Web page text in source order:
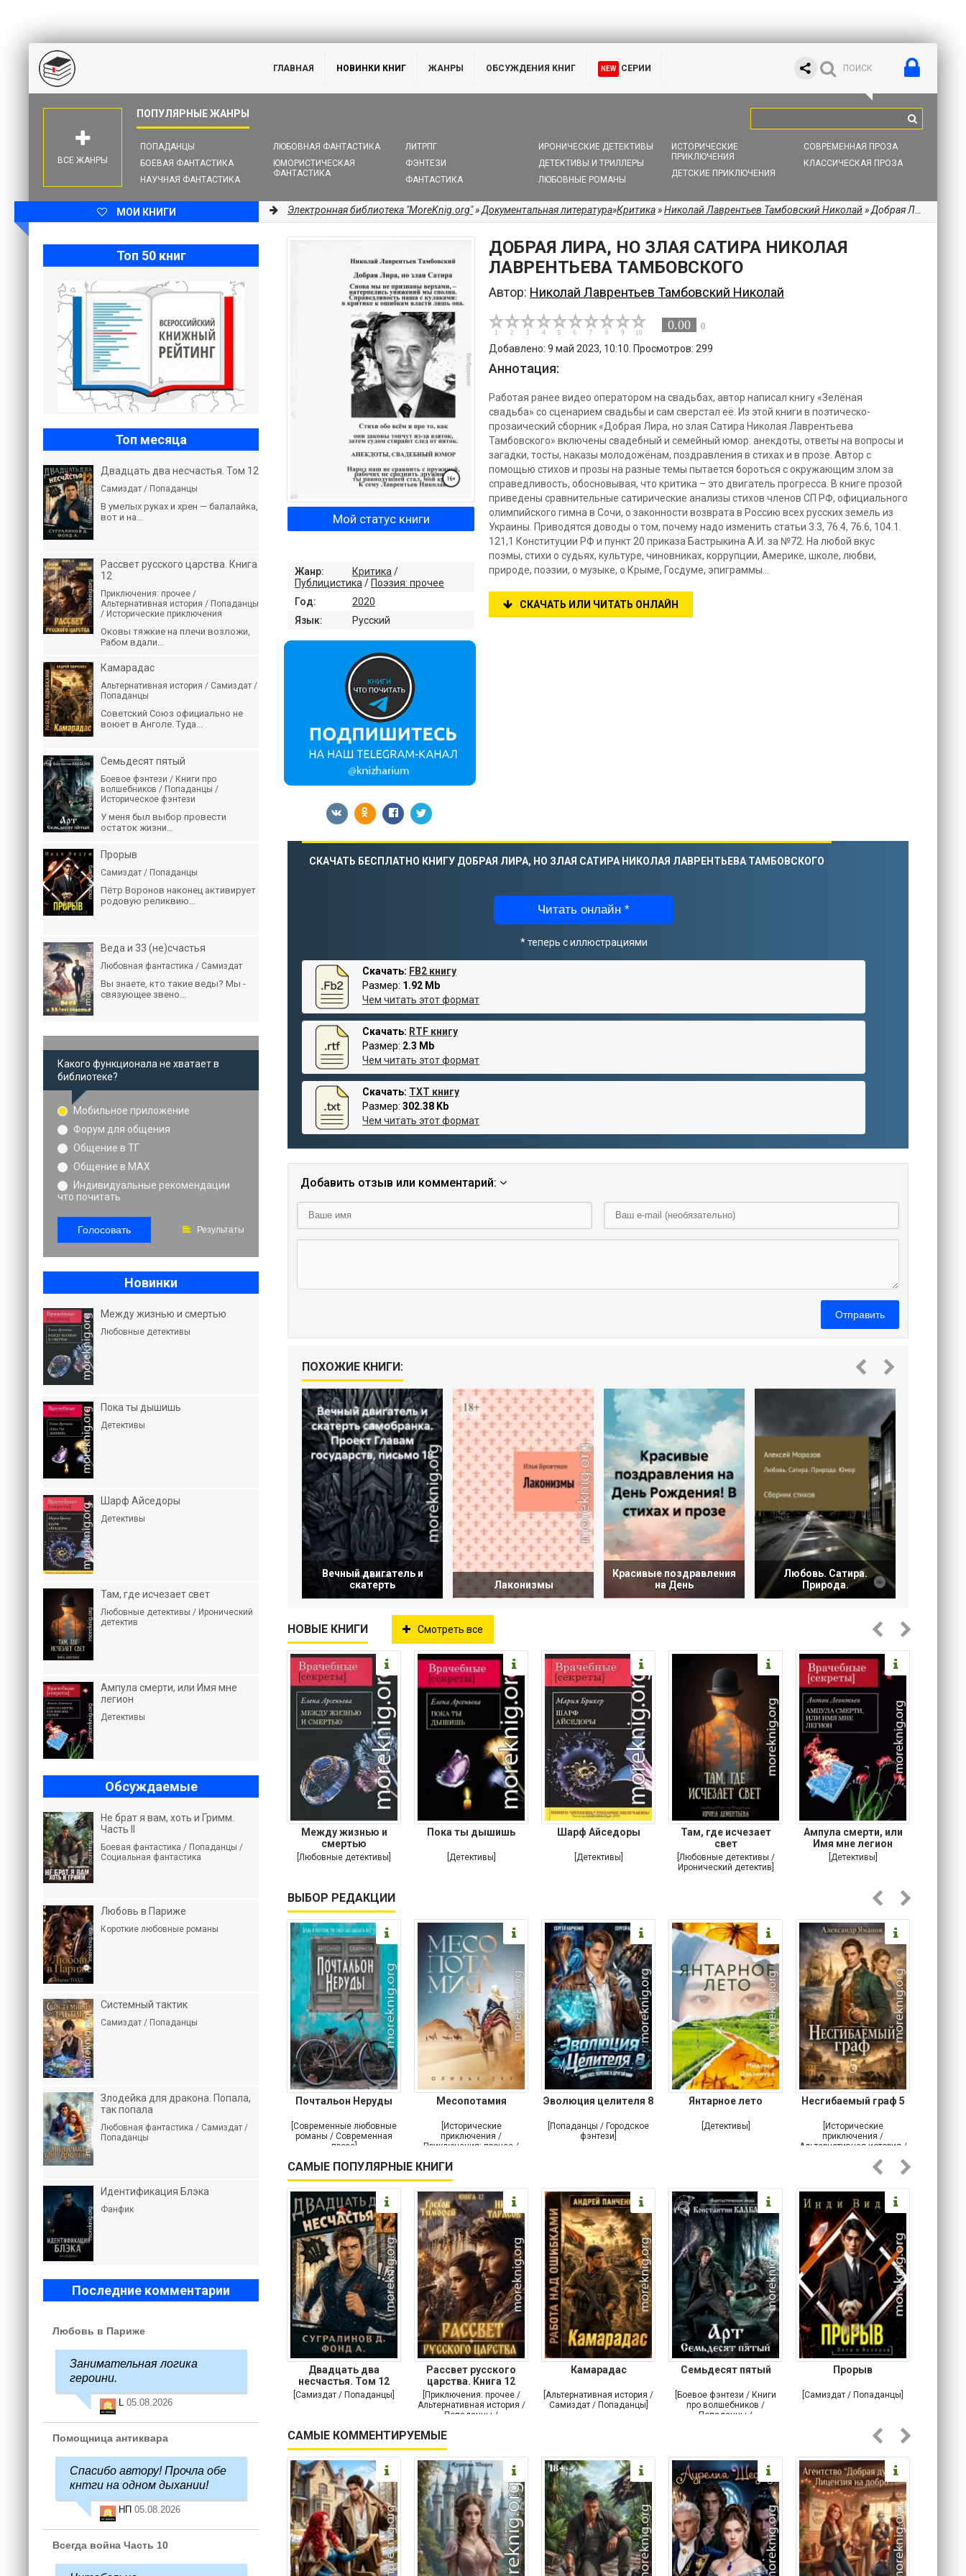
ГЛАВНАЯ НОВИНКИ КНИГ ЖАНРЫ ОБСУЖДЕНИЯ КНИГ NEW СЕРИИ
ПОПАДАНЦЫ
БОЕВАЯ ФАНТАСТИКА
НАУЧНАЯ ФАНТАСТИКА
ЛЮБОВНАЯ ФАНТАСТИКА
ЮМОРИСТИЧЕСКАЯ
ФАНТАСТИКА
ЛИТРПГ
ФЭНТЕЗИ
ФАНТАСТИКА
ИРОНИЧЕСКИЕ ДЕТЕКТИВЫ
ДЕТЕКТИВЫ И ТРИЛЛЕРЫ
ЛЮБОВНЫЕ РОМАНЫ
ИСТОРИЧЕСКИЕ
ПРИКЛЮЧЕНИЯ
ДЕТСКИЕ ПРИКЛЮЧЕНИЯ
СОВРЕМЕННАЯ ПРОЗА
КЛАССИЧЕСКАЯ ПРОЗА
ВСЕ ЖАНРЫ
МОИ КНИГИ Электронная библиотека "MoreKnig.org"»Документальная литература»Критика»Николай Лаврентьев Тамбовский Николай» Добрая Лира, но злая Сатира Николая Лаврентьева Тамбовского
ДОБРАЯ ЛИРА, НО ЗЛАЯ САТИРА НИКОЛАЯ
ЛАВРЕНТЬЕВА ТАМБОВСКОГО
Автор: Николай Лаврентьев Тамбовский Николай
0.00 0
Добавлено: 9 май 2023, 10:10. Просмотров: 299
Аннотация:
Работая ранее видео оператором на свадьбах, автор написал книгу «Зелёная
свадьба» со сценарием свадьбы и сам сверстал её. Из этой книги в поэтическо-
прозаический сборник «Добрая Лира, но злая Сатира Николая Лаврентьева
Тамбовского» включены свадебный и семейный юмор: анекдоты, ответы на вопросы и
загадки, тосты, наказы молодожёнам, поздравления в стихах и в прозе. Автор с
помощью стихов и прозы на разные темы пытается бороться с окружающим злом за
справедливость, обосновывая, что критика – это двигатель прогресса. В книге прозой
приведены сравнительные сатирические анализы стихов членов СП РФ, официального
олимпийского гимна в Сочи, о законности возврата в Россию всех русских земель из
Украины. Приводятся доводы о том, почему надо изменить статьи 3.3, 76.4, 76.6, 104.1.
121,1 Конституции РФ и пункт 20 приказа Бастрыкина А.И. за №72. На любой вкус
поэмы, стихи о судьях, культуре, чиновниках, коррупции, Америке, школе, любви,
природе, поэзии, о музыке, о Крыме, Госдуме, эпиграммы…
СКАЧАТЬ ИЛИ ЧИТАТЬ ОНЛАЙН
Мой статус книги
Жанр: Критика /
Публицистика /Поэзия: прочее
Год:
2020
Язык:
Русский
СКАЧАТЬ БЕСПЛАТНО КНИГУ ДОБРАЯ ЛИРА, НО ЗЛАЯ САТИРА НИКОЛАЯ ЛАВРЕНТЬЕВА ТАМБОВСКОГО
Читать онлайн *
* теперь с иллюстрациями
Скачать: FB2 книгу
Размер: 1.92 Mb
Чем читать этот формат
Скачать: RTF книгу
Размер: 2.3 Mb
Чем читать этот формат
Скачать: TXT книгу
Размер: 302.38 Kb
Чем читать этот формат
Добавить отзыв или комментарий:
Отправить
ПОХОЖИЕ КНИГИ:
Вечный двигатель и
скатерть
Лаконизмы
Красивые поздравления
на День
Любовь. Сатира.
Природа.
НОВЫЕ КНИГИ Смотреть все
Между жизнью и
смертью
[Любовные детективы]
Пока ты дышишь
[Детективы]
Шарф Айседоры
[Детективы]
Там, где исчезает
свет
[Любовные детективы /
Иронический детектив]
Ампула смерти, или
Имя мне легион
[Детективы]
ВЫБОР РЕДАКЦИИ
Почтальон Неруды
[Современные любовные
романы / Современная
проза]
Месопотамия
[Исторические
приключения /
Приключения: прочее /
Историческая проза]
Эволюция целителя 8
[Попаданцы / Городское
фэнтези]
Янтарное лето
[Детективы]
Несгибаемый граф 5
[Исторические
приключения /
Альтернативная история /
САМЫЕ ПОПУЛЯРНЫЕ КНИГИ
Двадцать два
несчастья. Том 12
[Самиздат / Попаданцы]
Рассвет русского
царства. Книга 12
[Приключения: прочее /
Альтернативная история /
Попаданцы /
приключения]
Камарадас
[Альтернативная история /
Самиздат / Попаданцы]
Семьдесят пятый
[Боевое фэнтези / Книги
про волшебников /
Попаданцы /
Прорыв
[Самиздат / Попаданцы]
САМЫЕ КОММЕНТИРУЕМЫЕ
Топ 50 книг
Топ месяца
Двадцать два несчастья. Том 12
Самиздат / Попаданцы
В умелых руках и хрен — балалайка,
вот и на...
Рассвет русского царства. Книга
12
Приключения: прочее /
Альтернативная история / Попаданцы
/ Исторические приключения
Оковы тяжкие на плечи возложи,
Рабом вдали...
Камарадас
Альтернативная история / Самиздат /
Попаданцы
Советский Союз официально не
воюет в Анголе. Туда...
Семьдесят пятый
Боевое фэнтези / Книги про
волшебников / Попаданцы /
Историческое фэнтези
У меня был выбор провести
остаток жизни...
Прорыв
Самиздат / Попаданцы
Пётр Воронов наконец активирует
родовую реликвию...
Веда и 33 (не)счастья
Любовная фантастика / Самиздат
Вы знаете, кто такие веды? Мы -
связующее звено...
Какого функционала не хватает в
библиотеке?
Мобильное приложение
Форум для общения
Общение в ТГ
Общение в MAX
Индивидуальные рекомендации
что почитать
Голосовать Результаты
Новинки
Между жизнью и смертью
Любовные детективы
Пока ты дышишь
Детективы
Шарф Айседоры
Детективы
Там, где исчезает свет
Любовные детективы / Иронический
детектив
Ампула смерти, или Имя мне
легион
Детективы
Обсуждаемые
Не брат я вам, хоть и Гримм.
Часть II
Боевая фантастика / Попаданцы /
Социальная фантастика
Любовь в Париже
Короткие любовные романы
Системный тактик
Самиздат / Попаданцы
Злодейка для дракона. Попала,
так попала
Любовная фантастика / Самиздат /
Попаданцы
Идентификация Блэка
Фанфик
Последние комментарии
Любовь в Париже
Занимательная логика
героини.
L 05.08.2026
Помощница антиквара
Спасибо автору! Прочла обе
кнтги на одном дыхании!
НП 05.08.2026
Всегда война Часть 10